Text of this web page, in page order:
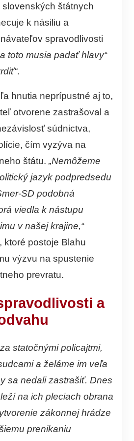
slovenských štátnych
k násiliu a
spravodlivosti
toto musia padať hlavy“
.
hnutia neprípustné aj to,
otvorene zastrašoval a
súdnictva,
čím vyzýva na
štátu. „Nemôžeme
jazyk podpredsedu
SD podobná
viedla k nástupu
v našej krajine,“
ktoré postoje Blahu
výzvu na spustenie
prevratu.
a
statočnými policajtmi,
a želáme im veľa
sa nedali zastrašiť. Dnes
na ich pleciach obrana
zákonnej hrádze
prenikaniu